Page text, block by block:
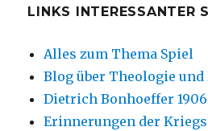
LINKS INTERESSANTER
Alles zum Thema Spiel
Blog über Theologie
Dietrich Bonhoeffer 1906
Erinnerungen der